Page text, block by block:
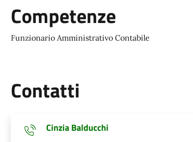
Competenze
Funzionario Amministrativo Contabile
Contatti
Cinzia Balducchi